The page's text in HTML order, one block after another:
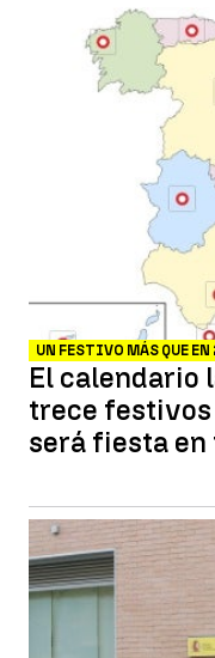
UN FESTIVO MÁS QUE EN
El calendario
trece festivos
será fiesta